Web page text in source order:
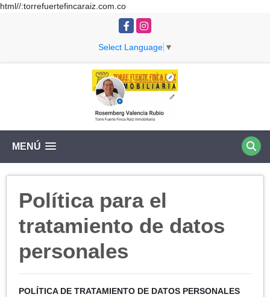
html//:torrefuertefincaraiz.com.co
FacebookInstagram
Select Language ▼
MENÚ
Política para el
tratamiento de datos
personales
POLÍTICA DE TRATAMIENTO DE DATOS PERSONALES